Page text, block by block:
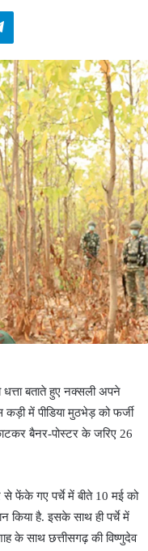
Telegram
धत्ता बताते हुए नक्सली अपने
में पीडिया मुठभेड़ को फर्जी
बैनर-पोस्टर के जरिए 26
से फेंके गए पर्चे में बीते 10 मई को
किया है. इसके साथ ही पर्चे में
के साथ छत्तीसगढ़ की विष्णुदेव